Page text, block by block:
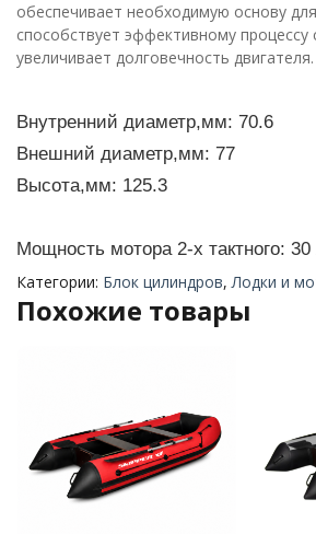
обеспечивает необходимую основу
способствует эффективному процессу
увеличивает долговечность двигателя.
Внутренний диаметр,мм: 70.6
Внешний диаметр,мм: 77
Высота,мм: 125.3
Мощность мотора 2-х тактного: 30
Категории: Блок цилиндров,Лодки и
Похожие товары